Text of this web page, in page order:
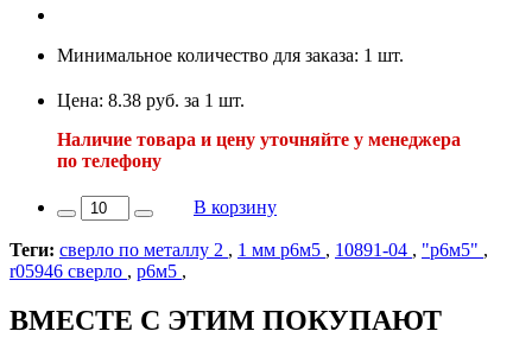
Минимальное количество для заказа: 1 шт.
Цена: 8.38 руб. за 1 шт.
Наличие товара и цену уточняйте у менеджера
по телефону
В корзину
Теги: сверло по металлу 2 , 1 мм р6м5 , 10891-04 , "р6м5" ,
r05946 сверло , р6м5 ,
ВМЕСТЕ С ЭТИМ ПОКУПАЮТ